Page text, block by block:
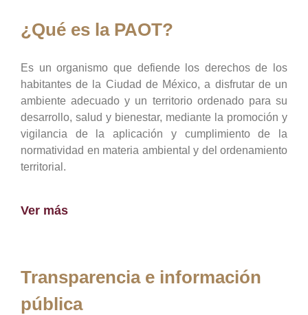
¿Qué es la PAOT?
Es un organismo que defiende los derechos de los
habitantes de la Ciudad de México, a disfrutar de un
ambiente adecuado y un territorio ordenado para su
desarrollo, salud y bienestar, mediante la promoción y
vigilancia de la aplicación y cumplimiento de la
normatividad en materia ambiental y del ordenamiento
territorial.
Ver más
Transparencia e información
pública